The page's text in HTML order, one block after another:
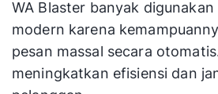
Perluas
dengan WA Blaster
Mekari Qontak